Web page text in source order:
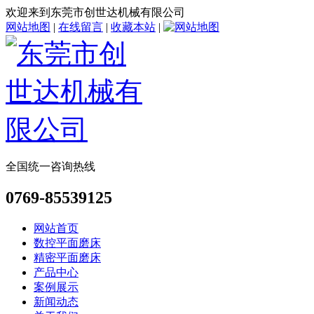
欢迎来到东莞市创世达机械有限公司
网站地图 | 在线留言 | 收藏本站 |
全国统一咨询热线
0769-85539125
网站首页
数控平面磨床
精密平面磨床
产品中心
案例展示
新闻动态